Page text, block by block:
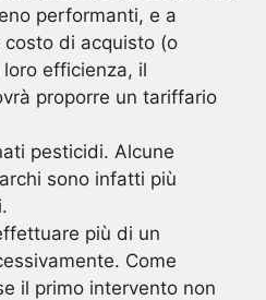
performanti, e a
di acquisto (o
efficienza, il
proporre un tariffario
pesticidi. Alcune
sono infatti più
più di un
Come
il primo intervento non